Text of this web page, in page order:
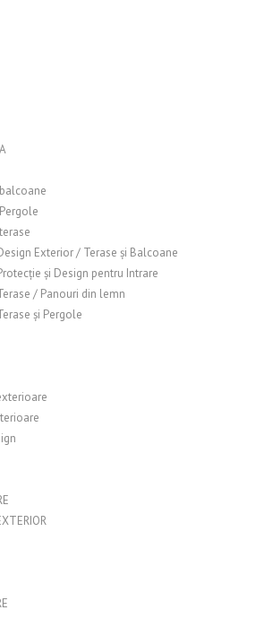
Exterior / Terase și Balcoane
și Design pentru Intrare
/ Panouri din lemn
și Pergole